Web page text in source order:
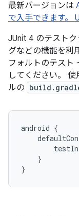
最新バージョンは
で入手できます。
JUnit 4 のテスト
グなどの機能を利
フォルトのテスト
してください。
ルの
android {
}
}